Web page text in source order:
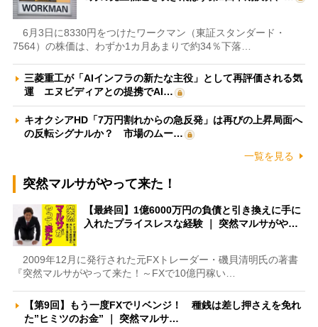
6月3日に8330円をつけたワークマン（東証スタンダード・
7564）の株価は、わずか1カ月あまりで約34％下落…
三菱重工が「AIインフラの新たな主役」として再評価される気
運 エヌビディアとの提携でAI…
キオクシアHD「7万円割れからの急反発」は再びの上昇局面へ
の反転シグナルか？ 市場のムー…
一覧を見る
突然マルサがやって来た！
【最終回】1億6000万円の負債と引き換えに手に
入れたプライスレスな経験 ｜ 突然マルサがや…
2009年12月に発行された元FXトレーダー・磯貝清明氏の著書
『突然マルサがやって来た！～FXで10億円稼い…
【第9回】もう一度FXでリベンジ！ 種銭は差し押さえを免れ
た”ヒミツのお金” ｜ 突然マルサ…